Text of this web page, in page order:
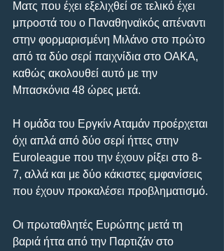
Ματς που έχει εξελιχθεί σε τελικό έχει
μπροστά του ο Παναθηναϊκός απέναντι
στην φορμαρισμένη Μιλάνο στο πρώτο
από τα δύο σερί παιχνίδια στο ΟΑΚΑ,
καθώς ακολουθεί αυτό με την
Μπασκόνια 48 ώρες μετά.
Η ομάδα του Εργκίν Αταμάν προέρχεται
όχι απλά από δύο σερί ήττες στην
Euroleague που την έχουν ρίξει στο 8-
7, αλλά και με δύο κάκιστες εμφανίσεις
που έχουν προκαλέσει προβληματισμό.
Οι πρωταθλητές Ευρώπης μετά τη
βαριά ήττα από την Παρτιζάν στο